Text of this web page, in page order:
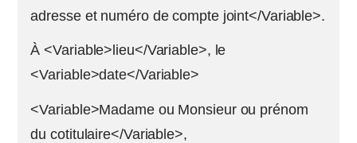
adresse et numéro de compte joint</Variable>.
À <Variable>lieu</Variable>, le
<Variable>date</Variable>
<Variable>Madame ou Monsieur ou prénom
du cotitulaire</Variable>,